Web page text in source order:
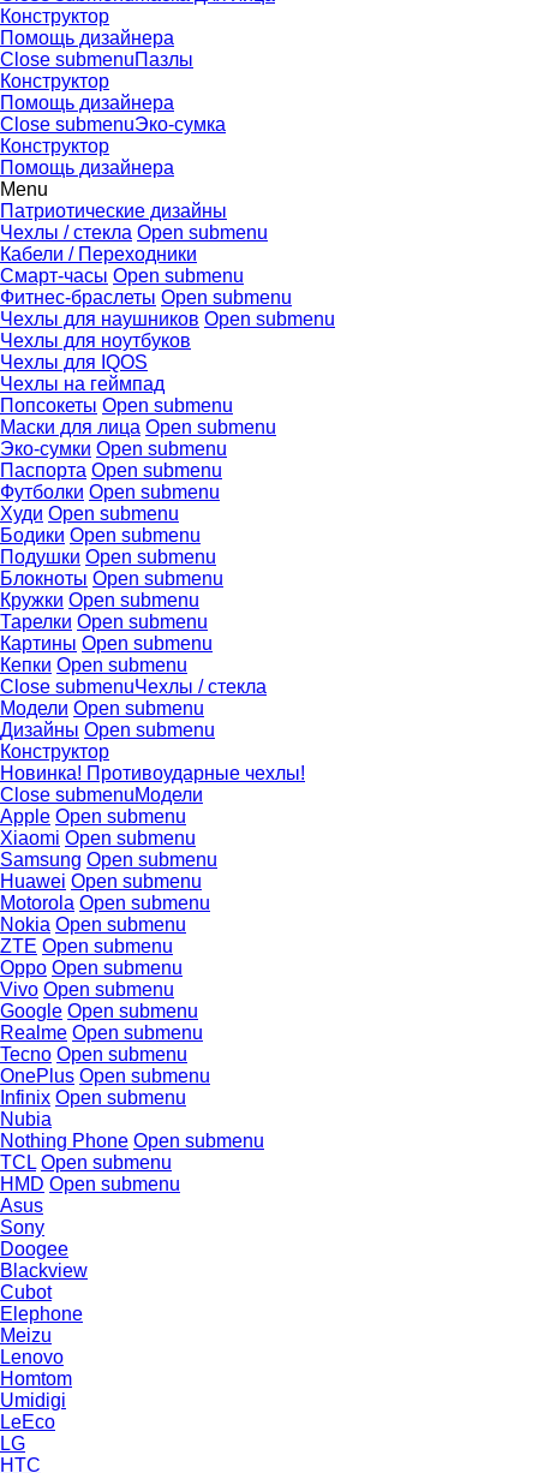
Конструктор
Помощь дизайнера
Close submenuПазлы
Конструктор
Помощь дизайнера
Close submenuЭко-сумка
Конструктор
Помощь дизайнера
Menu
Патриотические дизайны
Чехлы / стекла Open submenu
Кабели / Переходники
Смарт-часы Open submenu
Фитнес-браслеты Open submenu
Чехлы для наушников Open submenu
Чехлы для ноутбуков
Чехлы для IQOS
Чехлы на геймпад
Попсокеты Open submenu
Маски для лица Open submenu
Эко-сумки Open submenu
Паспорта Open submenu
Футболки Open submenu
Худи Open submenu
Бодики Open submenu
Подушки Open submenu
Блокноты Open submenu
Кружки Open submenu
Тарелки Open submenu
Картины Open submenu
Кепки Open submenu
Close submenuЧехлы / стекла
Модели Open submenu
Дизайны Open submenu
Конструктор
Новинка! Противоударные чехлы!
Close submenuМодели
Apple Open submenu
Xiaomi Open submenu
Samsung Open submenu
Huawei Open submenu
Motorola Open submenu
Nokia Open submenu
ZTE Open submenu
Oppo Open submenu
Vivo Open submenu
Google Open submenu
Realme Open submenu
Tecno Open submenu
OnePlus Open submenu
Infinix Open submenu
Nubia
Nothing Phone Open submenu
TCL Open submenu
HMD Open submenu
Asus
Sony
Doogee
Blackview
Cubot
Elephone
Meizu
Lenovo
Homtom
Umidigi
LeEco
LG
HTC